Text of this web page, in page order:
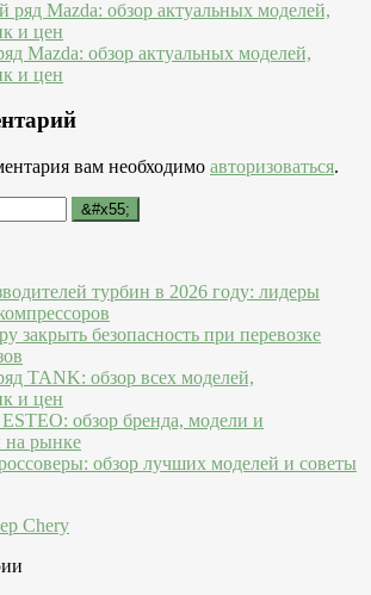
Mazda: обзор актуальных моделей,
и цен
вам необходимо авторизоваться.
турбин в 2026 году: лидеры
закрыть безопасность при перевозке
TANK: обзор всех моделей,
и цен
обзор бренда, модели и
на рынке
обзор лучших моделей и советы
Chery